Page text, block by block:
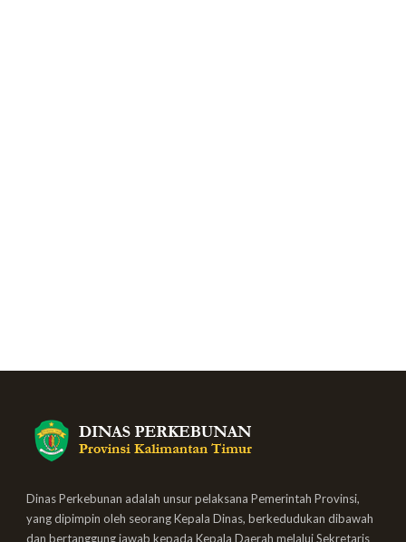
Dinas Perkebunan adalah unsur pelaksana Pemerintah Provinsi,
yang dipimpin oleh seorang Kepala Dinas, berkedudukan dibawah
dan bertanggung jawab kepada Kepala Daerah melalui Sekretaris